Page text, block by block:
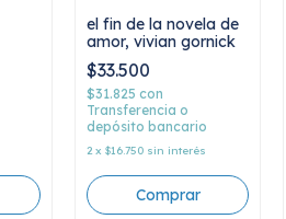
el fin de la novela de
amor, vivian gornick
$33.500
$31.825 con
Transferencia o
depósito bancario
2 x $16.750 sin interés